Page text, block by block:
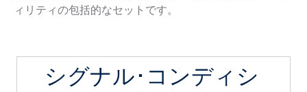
ィリティの包括的なセットです。
シグナル･コンディシ